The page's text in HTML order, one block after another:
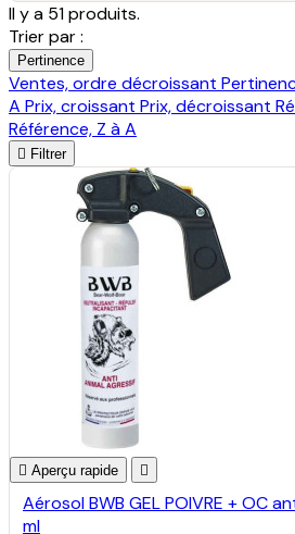
Il y a 51 produits.
Trier par :
Pertinence
Ventes, ordre décroissant
A Prix, croissant Prix, décroissant
Référence, Z à A
 Filtrer
 Aperçu rapide 
Aérosol BWB GEL POIVRE + OC
ml